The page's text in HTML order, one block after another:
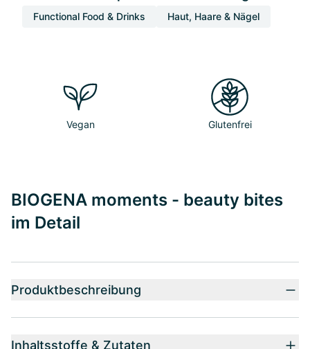
Functional Food & Drinks Haut, Haare & Nägel
Vegan Glutenfrei
BIOGENA moments - beauty bites
im Detail
Produktbeschreibung
Inhaltsstoffe & Zutaten